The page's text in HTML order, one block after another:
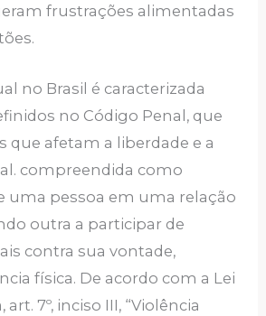
frustrações alimentadas
no Brasil é caracterizada
no Código Penal, que
que afetam a liberdade e a
compreendida como
uma pessoa em uma relação
outra a participar de
contra sua vontade,
física. De acordo com a Lei
7º, inciso III, “Violência